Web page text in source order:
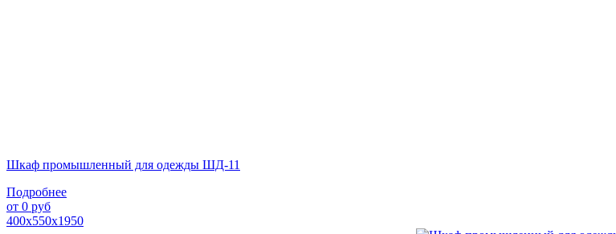
Шкаф промышленный для одежды ШД-11
Подробнее
от 0 руб
400х550х1950